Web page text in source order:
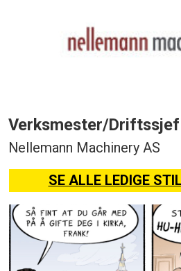
Verksmester/Driftssjef
Nellemann Machinery AS
SE ALLE LEDIGE